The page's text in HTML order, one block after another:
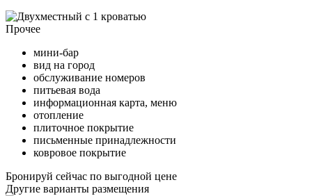
Прочее
мини-бар
вид на город
обслуживание номеров
питьевая вода
информационная карта, меню
отопление
плиточное покрытие
письменные принадлежности
ковровое покрытие
Бронируй сейчас по выгодной цене
Другие варианты размещения